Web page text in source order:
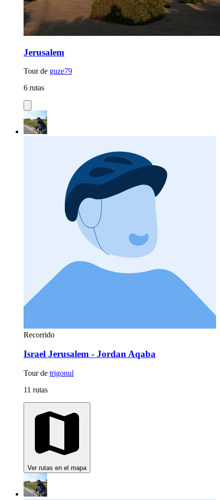
Jerusalem
Tour de guze79
6 rutas
Recorrido
Israel Jerusalem - Jordan Aqaba
Tour de trigonul
11 rutas
Ver rutas en el mapa